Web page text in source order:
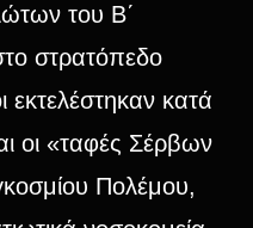
του Β΄
στρατόπεδο
κατά
οι «ταφές Σέρβων
Πολέμου,